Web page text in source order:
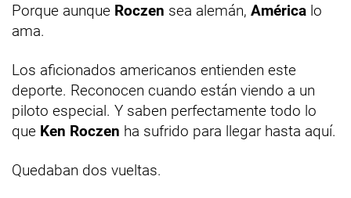
Porque aunque Roczen sea alemán, América lo
ama.
Los aficionados americanos entienden este
deporte. Reconocen cuando están viendo a un
piloto especial. Y saben perfectamente todo lo
que Ken Roczen ha sufrido para llegar hasta aquí.
Quedaban dos vueltas.